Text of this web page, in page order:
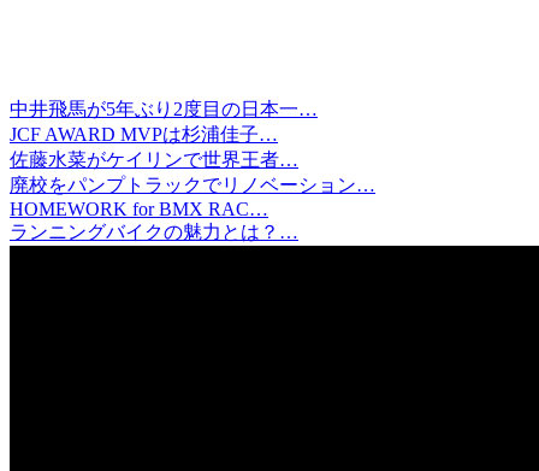
中井飛馬が5年ぶり2度目の日本一…
JCF AWARD MVPは杉浦佳子…
佐藤水菜がケイリンで世界王者…
廃校をパンプトラックでリノベーション…
HOMEWORK for BMX RAC…
ランニングバイクの魅力とは？…